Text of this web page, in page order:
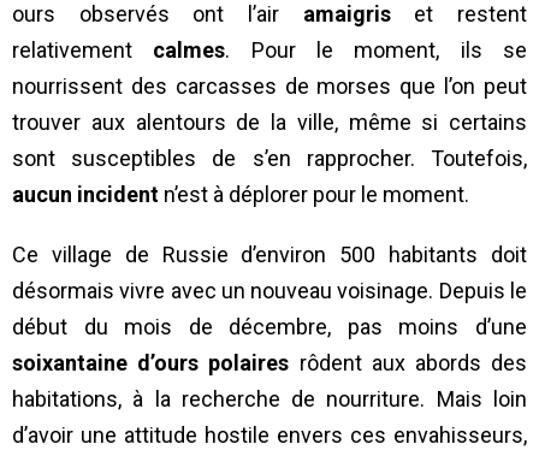
ours observés ont l’air amaigriset restent
relativement calmes. Pour le moment, ils se
nourrissent des carcasses de morses que l’on peut
trouver aux alentours de la ville, même si certains
sont susceptibles de s’en rapprocher. Toutefois,
aucun incident n’est à déplorer pour le moment.
Ce village de Russie d’environ 500 habitants doit
désormais vivre avec un nouveau voisinage. Depuis le
début du mois de décembre, pas moins d’une
soixantaine d’ours polaires rôdent aux abords des
habitations, à la recherche de nourriture. Mais loin
d’avoir une attitude hostile envers ces envahisseurs,